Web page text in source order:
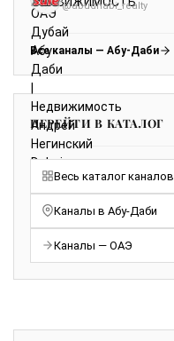
@abudhabi_realty
Все каналы — Абу-Даби
ПЕРЕЙТИ В КАТАЛОГ
Весь каталог каналов
Каналы в Абу-Даби
Каналы — ОАЭ